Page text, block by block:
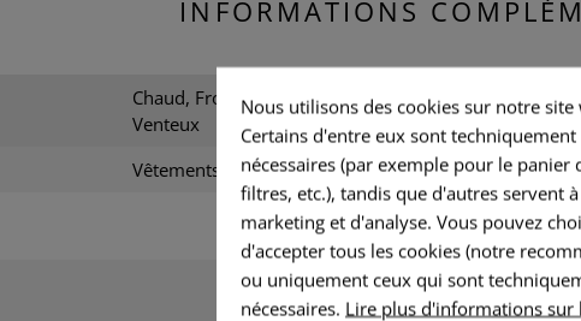
INFORMATIONS
Chaud, Froid, Humide, Secs,
Venteux
Vêtements de combat Sexe:
Nous utilisons des cookies sur notre site
Certains d'entre eux sont techniquement
nécessaires (par exemple pour le panier
filtres, etc.), tandis que d'autres servent
marketing et d'analyse. Vous pouvez
d'accepter tous les cookies (notre
ou uniquement ceux qui sont
nécessaires. Lire plus d'informations sur